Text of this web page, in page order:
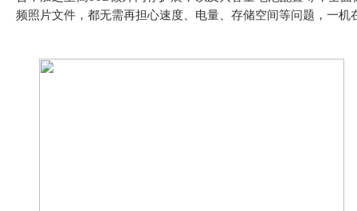
频照片文件，都无需再担心速度、电量、存储空间等问题，一